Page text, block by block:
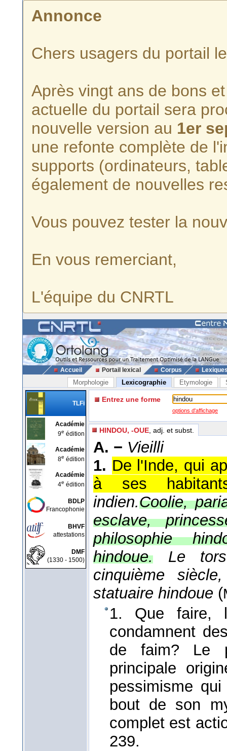
Annonce
Chers usagers du portail
Après vingt ans de bons
actuelle du portail sera
nouvelle version au 1er
une refonte complète de
supports (ordinateurs,
également de nouvelles
Vous pouvez tester la
En vous remerciant,
L'équipe du CNRTL
Accueil Portail lexical Corpus
Morphologie Lexicographie Etymologie
TLFi
Académie
9e édition
Académie
8e édition
Académie
4e édition
BDLP
Francophonie
BHVF
attestations
DMF
(1330 - 1500)
Entrez une forme
options d'affichage
HINDOU, -OUE , adj. et subst.
A. − Vieilli
1. De l'Inde, qui
à ses
indien.Coolie,
esclave,
philosophie
hindoue.
Le
cinquième
statuaire hindoue (
1. Que faire,
condamnent
de faim? Le
principale
pessimisme
bout de son
complet est
239.